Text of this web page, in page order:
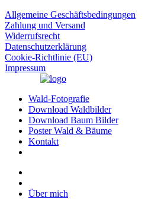
Allgemeine Geschäftsbedingungen
Zahlung und Versand
Widerrufsrecht
Datenschutzerklärung
Cookie-Richtlinie (EU)
Impressum
Wald-Fotografie
Download Waldbilder
Download Baum Bilder
Poster Wald & Bäume
Kontakt
Über mich